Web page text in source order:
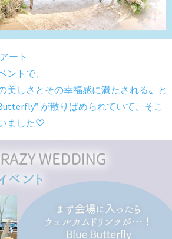
ート
トで、
美しさとその幸福感に満たされる〟と
が散りばめられていて、そこ
ました♡